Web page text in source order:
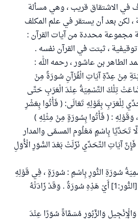
في الاشتقاق قريب ، وهي مسألة
، لكن بعد أن يستقر في علم المكلف
مجموعة محددة من آيات القرآن :
، ثبتت في القرآن نفسه .
الطاهر بن عاشور ، رحمه الله :
مِنْ عِدَّةِ آيَاتِ الْقُرْآنِ سُورَةٌ مِنْ
تِلْكَ التَّسْمِيَةُ عِنْدَ الْعَرَبِ حَتَّى
لِلْعَرَبِ بِقَوْلِهِ تَعَالَى: ( فَأْتُوا بِعَشْرِ
مِثْلِهِ ) [هود: 13] ، وَقَوْلِهِ : ( فَأْتُوا بِسُورَةٍ مِنْ مِثْلِهِ )
يَكُونُ إِلَّا تَحَدِّيًا بِاسْمٍ مَعْلُوم المسمّى والمدار
آيَاتِ التَّحَدِّي نَزَلَتْ بَعْدَ السُّوَرِ الْأُوَلِ
سُورَةِ النُّورِ بِاسْمِ : سُورَةٍ ، فِي قَوْلِهِ
تَعَالَى: (سُورَةٌ أَنْزَلْناها) [النُّور:1] أَيْ هَذِهِ سُورَةٌ . وَقَدْ زَادَتْهُ
وَالزَّبُورِ مُسَمَّاةً سُوَرًا عِنْدَ